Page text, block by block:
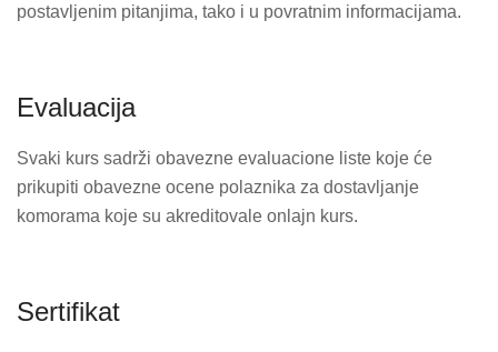
postavljenim pitanjima, tako i u povratnim informacijama.
Evaluacija
Svaki kurs sadrži obavezne evaluacione liste koje će
prikupiti obavezne ocene polaznika za dostavljanje
komorama koje su akreditovale onlajn kurs.
Sertifikat